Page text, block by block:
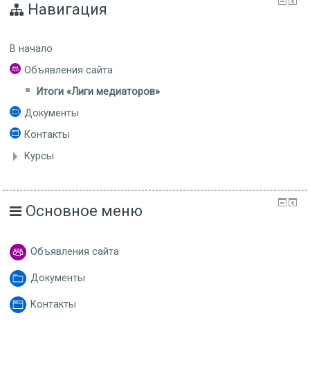
Навигация
В начало
Объявления сайта
Итоги «Лиги медиаторов»
Документы
Контакты
Курсы
Основное меню
Объявления сайта
Документы
Контакты